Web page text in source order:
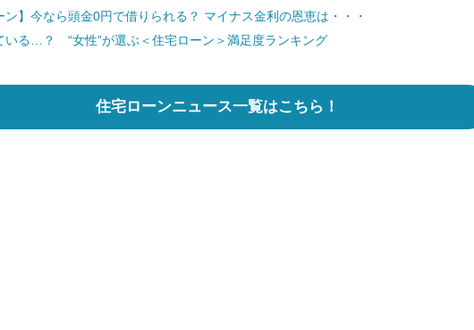
ン】今なら頭金0円で借りられる？ マイナス金利の恩恵は・・・
いる…？ “女性”が選ぶ＜住宅ローン＞満足度ランキング
住宅ローンニュース一覧はこちら！